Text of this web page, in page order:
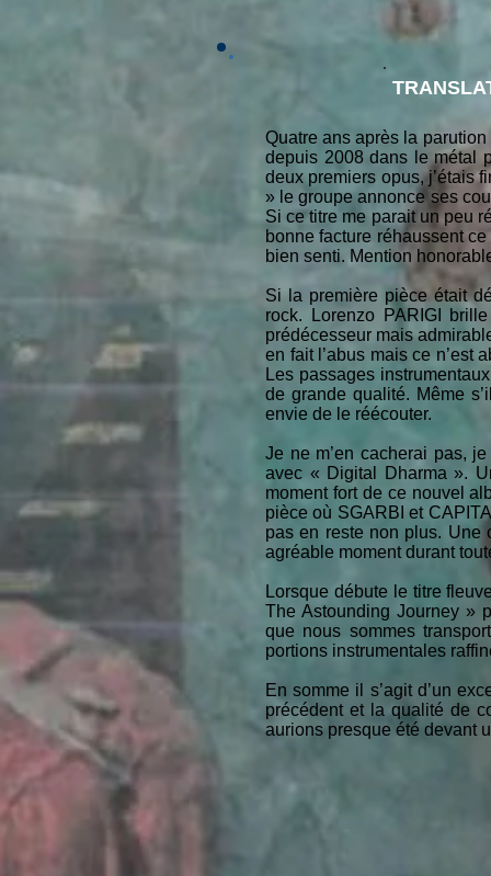
Quatre ans après la
depuis 2008 dans le métal
deux premiers opus, j’étais
» le groupe annonce ses
Si ce titre me parait un peu
bonne facture réhaussent
bien senti. Mention
Si la première pièce était
rock. Lorenzo PARIGI
prédécesseur mais
en fait l’abus mais ce n’est
Les passages
de grande qualité. Même
envie de le réécouter.
Je ne m’en cacherai pas,
avec « Digital Dharma ».
moment fort de ce nouvel
pièce où SGARBI et
pas en reste non plus. Une
agréable moment durant
Lorsque débute le titre
The Astounding Journey »
que nous sommes
portions instrumentales
En somme il s’agit d’un
précédent et la qualité de
aurions presque été devant